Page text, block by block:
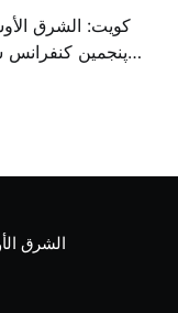
کویت: الشرق
پنجمین کنفرانس
متخصص از
الشرق